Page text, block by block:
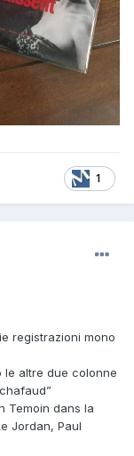
1
registrazioni mono
le altre due colonne
Temoin dans la
Jordan, Paul